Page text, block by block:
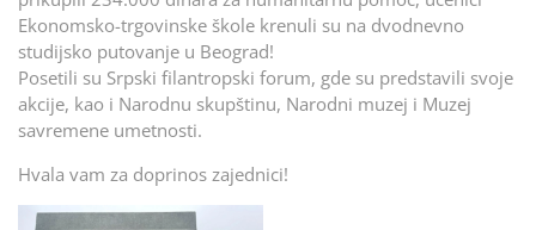
Ekonomsko-trgovinske škole krenuli su na dvodnevno
studijsko putovanje u Beograd!
Posetili su Srpski filantropski forum, gde su predstavili svoje
akcije, kao i Narodnu skupštinu, Narodni muzej i Muzej
savremene umetnosti.
Hvala vam za doprinos zajednici!